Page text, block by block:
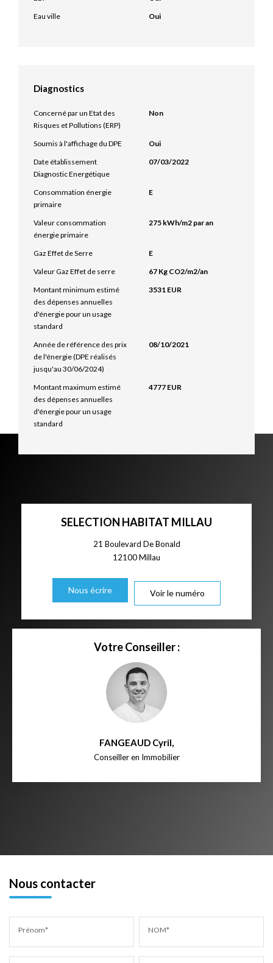
Eau ville
Oui
Diagnostics
Concerné par un Etat des
Risques et Pollutions (ERP)
Non
Soumis à l'affichage du DPE
Oui
Date établissement
Diagnostic Energétique
07/03/2022
Consommation énergie
primaire
E
Valeur consommation
énergie primaire
275 kWh/m2 par an
Gaz Effet de Serre
E
Valeur Gaz Effet de serre
67 Kg CO2/m2/an
Montant minimum estimé
des dépenses annuelles
d'énergie pour un usage
standard
3531 EUR
Année de référence des prix
de l'énergie (DPE réalisés
jusqu'au 30/06/2024)
08/10/2021
Montant maximum estimé
des dépenses annuelles
d'énergie pour un usage
standard
4777 EUR
SELECTION HABITAT MILLAU
21 Boulevard De Bonald
12100Millau
Nous écrire Voir le numéro
Votre Conseiller :
FANGEAUD Cyril,
Conseiller en Immobilier
Nous contacter
Prénom* NOM*